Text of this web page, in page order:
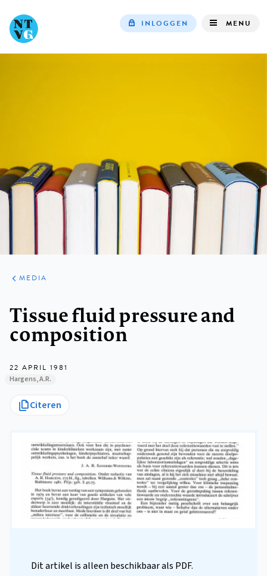
INLOGGEN MENU
ARTIKELEN
VARIA
MEDIA
Tissue fluid pressure and
composition
22 APRIL 1981
Hargens, A.R.
Citeren
Dit artikel is alleen beschikbaar als PDF.